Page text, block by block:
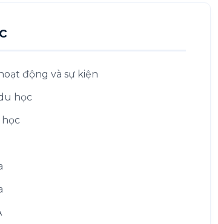
động và sự kiện
học